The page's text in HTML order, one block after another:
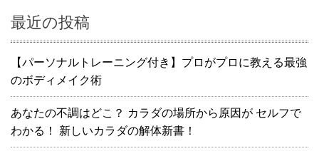
最近の投稿
【パーソナルトレーニング付き】プロがプロに教える最強
のボディメイク術
あなたの不調はどこ？ カラダの場所から原因が セルフで
わかる！ 新しいカラダの解体新書！